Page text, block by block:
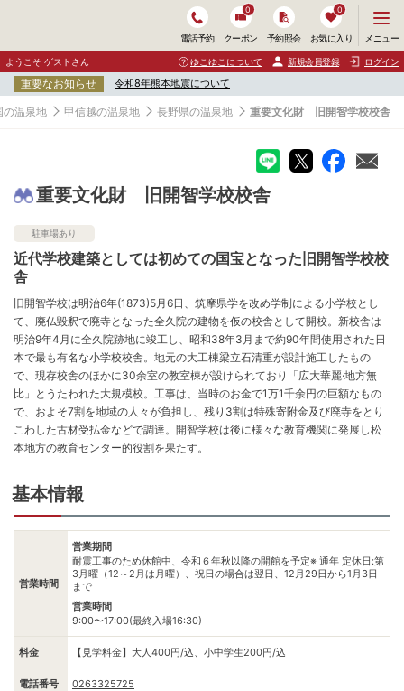
電話予約 クーポン
0
予約照会 お気に入り
0
ニ
ュ
ー
開
く
メニュー
ようこそ ゲストさん ゆこゆこについて 新規会員登録 ログイン
重要なお知らせ 令和8年熊本地震について
の温泉地 甲信越の温泉地 長野県の温泉地 重要文化財 旧開智学校校舎
重要文化財 旧開智学校校舎
駐車場あり
近代学校建築としては初めての国宝となった旧開智学校校
舎
旧開智学校は明治6年(1873)5月6日、筑摩県学を改め学制による小学校とし
て、廃仏毀釈で廃寺となった全久院の建物を仮の校舎として開校。新校舎は
明治9年4月に全久院跡地に竣工し、昭和38年3月まで約90年間使用された日
本で最も有名な小学校校舎。地元の大工棟梁立石清重が設計施工したもの
で、現存校舎のほかに30余室の教室棟が設けられており「広大華麗·地方無
比」とうたわれた大規模校。工事は、当時のお金で1万1千余円の巨額なもの
で、およそ7割を地域の人々が負担し、残り3割は特殊寄附金及び廃寺をとり
こわした古材受払金などで調達。開智学校は後に様々な教育機関に発展し松
本地方の教育センター的役割を果たす。
基本情報
営業時間
営業期間
耐震工事のため休館中、令和６年秋以降の開館を予定※ 通年 定休日:第
3月曜（12～2月は月曜）、祝日の場合は翌日、12月29日から1月3日
まで
営業時間
9:00〜17:00(最終入場16:30)
料金 【見学料金】大人400円/込、小中学生200円/込
電話番号 0263325725